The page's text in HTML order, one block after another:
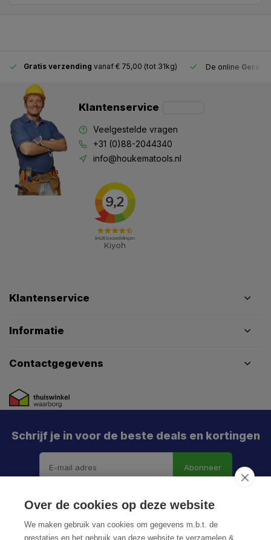
Gratis verzending vanaf € 75,00 (tot 31kg) De online
Klantenservice
Veelgestelde vragen
+31 (0)88-2044340
info@houkematools.nl
Klantenservice
Informatie
Contactgegevens
Schrijf je in voor de beste deals en kortingen
Abonneer
Over de cookies op deze website
We maken gebruik van cookies om gegevens m.b.t. de
prestaties en het gebruik van deze website te verzamelen &